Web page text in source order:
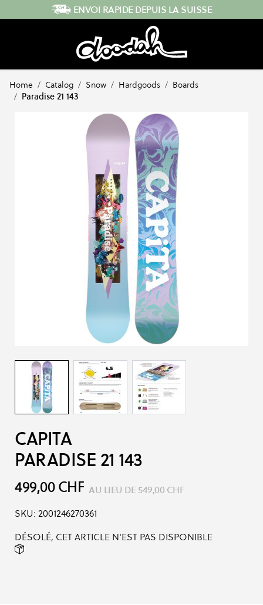
Skip to Content ENVOI RAPIDE DEPUIS LA SUISSE
Home / Catalog / Snow / Hardgoods / Boards
/ Paradise 21 143
CAPITA
PARADISE 21 143
499,00 CHF AU LIEU DE 549,00 CHF
SKU: 2001246270361
DÉSOLÉ, CET ARTICLE N'EST PAS DISPONIBLE